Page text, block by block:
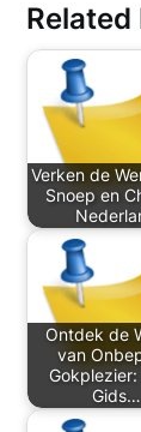
Related
Verken de
Snoep en
Ontdek de
van
Gids…